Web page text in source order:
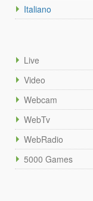
Italiano
Live
Video
Webcam
WebTv
WebRadio
5000 Games